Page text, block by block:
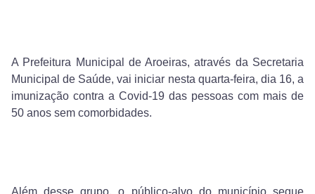
A Prefeitura Municipal de Aroeiras, através da Secretaria
Municipal de Saúde, vai iniciar nesta quarta-feira, dia 16, a
imunização contra a Covid-19 das pessoas com mais de
50 anos sem comorbidades.
Além desse grupo, o público-alvo do município segue